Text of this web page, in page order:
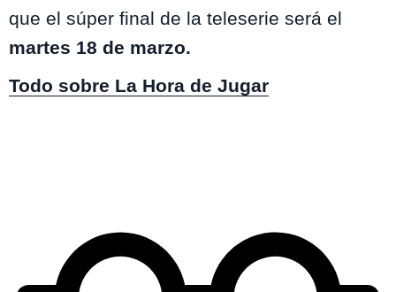
que el súper final de la teleserie será el
martes 18 de marzo.
Todo sobre La Hora de Jugar